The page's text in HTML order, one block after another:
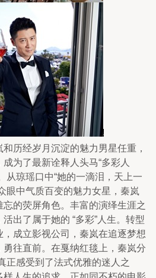
历经岁月沉淀的魅力男星任重，
为了最新诠释人头马“多彩人
从琼瑶口中“她的一滴泪，天上一
眼中气质百变的魅力女星，秦岚
的荧屏角色。丰富的演绎生涯之
出了属于她的 “多彩”人生。转型
成立影视公司，秦岚在追逐梦想
往直前。在戛纳红毯上，秦岚分
正感受到了法式优雅的迷人之